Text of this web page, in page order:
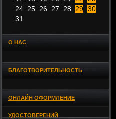
24 25 26 27 28 29 30
31
О НАС
БЛАГОТВОРИТЕЛЬНОСТЬ
ОНЛАЙН ОФОРМЛЕНИЕ
УДОСТОВЕРЕНИЙ